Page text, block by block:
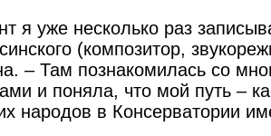
я уже несколько раз
(композитор,
– Там познакомилась со
и поняла, что мой путь –
народов в Консерватории